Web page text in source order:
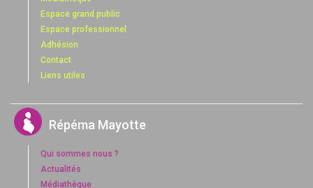
Espace grand public
Espace professionnel
Adhésion
Contact
Liens utiles
Répéma Mayotte
Qui sommes nous ?
Actualités
Médiathèque